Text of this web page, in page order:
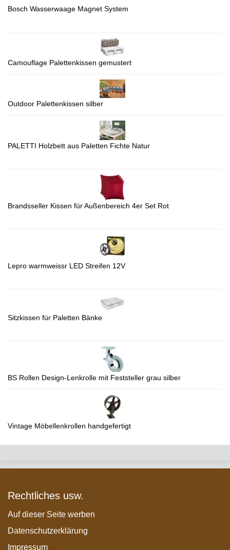
Bosch Wasserwaage Magnet System
Camouflage Palettenkissen gemustert
Outdoor Palettenkissen silber
PALETTI Holzbett aus Paletten Fichte Natur
Brandsseller Kissen für Außenbereich 4er Set Rot
Lepro warmweissr LED Streifen 12V
Sitzkissen für Paletten Bänke
BS Rollen Design-Lenkrolle mit Feststeller grau silber
Vintage Möbellenkrollen handgefertigt
Rechtliches usw.
Auf dieser Seite werben
Datenschutzerklärung
Impressum